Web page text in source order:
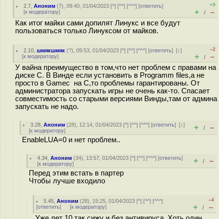
2.7 ,Аноним (7), 09:40, 01/04/2023 [^] [^^] [^^^] [ответить]
[к модератору]
+9
+ / –
Как итог майки сами допилят Линукс и все будут
пользоваться только Линуксом от майков.
2.10 ,шмякшмяк (?), 09:53, 01/04/2023 [^] [^^] [^^^] [ответить][↓]
[к модератору]
–2
+ / –
У вайна преимущество в том,что нет проблем с правами на
диске С. В Винде если установить в Programm files,а не
просто в Gamec на С,то проблемы гарантированы. От
администратора запускать игры не очень как-то. Спасает
совместимость со старыми версиями Винды,там от админа
запускать не надо.
3.28 ,Аноним (28), 12:14, 01/04/2023 [^] [^^] [^^^] [ответить][↓]
[к модератору] + / –
EnableLUA=0 и нет проблем..
4.34 ,Аноним (34), 13:57, 01/04/2023 [^] [^^] [^^^] [ответить]
[к модератору] + / –
Перед этим встать в партер
Чтобы лучше входило
5.45 ,Аноним (28), 15:25, 01/04/2023 [^] [^^] [^^^]
[ответить] [к модератору]
–4
+ / –